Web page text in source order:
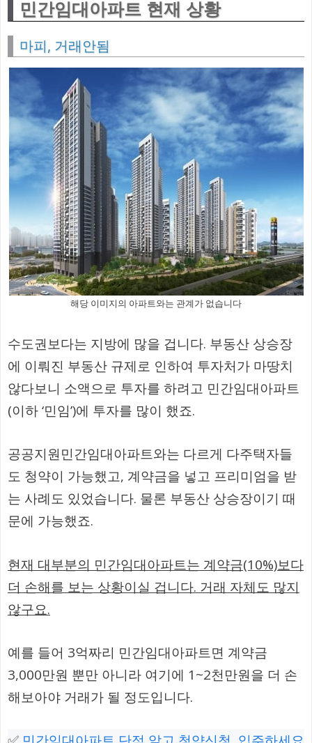
민간임대아파트 현재 상황
마피, 거래안됨
해당 이미지의 아파트와는 관계가 없습니다
수도권보다는 지방에 많을 겁니다. 부동산 상승장
에 이뤄진 부동산 규제로 인하여 투자처가 마땅치
않다보니 소액으로 투자를 하려고 민간임대아파트
(이하 ‘민임’)에 투자를 많이 했죠.
공공지원민간임대아파트와는 다르게 다주택자들
도 청약이 가능했고, 계약금을 넣고 프리미엄을 받
는 사례도 있었습니다. 물론 부동산 상승장이기 때
문에 가능했죠.
현재 대부분의 민간임대아파트는 계약금(10%)보다
더 손해를 보는 상황이실 겁니다. 거래 자체도 많지
않구요.
예를 들어 3억짜리 민간임대아파트면 계약금
3,000만원 뿐만 아니라 여기에 1~2천만원을 더 손
해보아야 거래가 될 정도입니다.